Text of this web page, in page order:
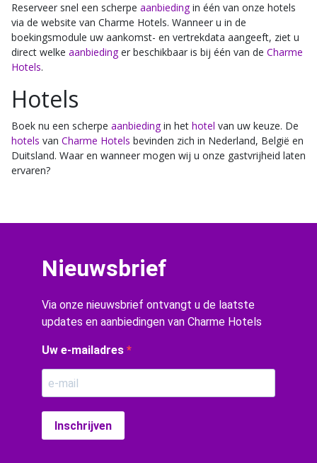
Reserveer snel een scherpe aanbiedingin één van onze hotels
via de website van Charme Hotels. Wanneer u in de
boekingsmodule uw aankomst- en vertrekdata aangeeft, ziet u
direct welke aanbiedinger beschikbaar is bij één van de Charme
Hotels.
Hotels
Boek nu een scherpe aanbiedingin het hotel van uw keuze. De
hotels van Charme Hotels bevinden zich in Nederland, België en
Duitsland. Waar en wanneer mogen wij u onze gastvrijheid laten
ervaren?
Nieuwsbrief
Via onze nieuwsbrief ontvangt u de laatste
updates en aanbiedingen van Charme Hotels
Uw e-mailadres
Inschrijven